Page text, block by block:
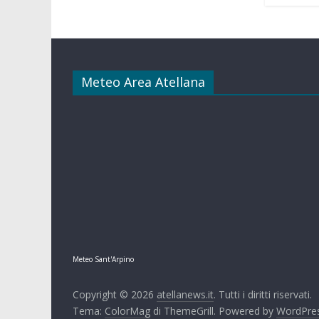
Meteo Area Atellana
Meteo Sant'Arpino
Copyright © 2026 atellanews.it. Tutti i diritti riservati.
Tema: ColorMag di ThemeGrill. Powered by